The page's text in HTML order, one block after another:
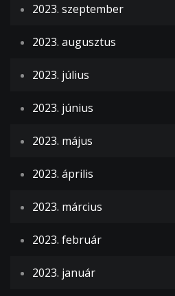
2023. szeptember
2023. augusztus
2023. július
2023. június
2023. május
2023. április
2023. március
2023. február
2023. január